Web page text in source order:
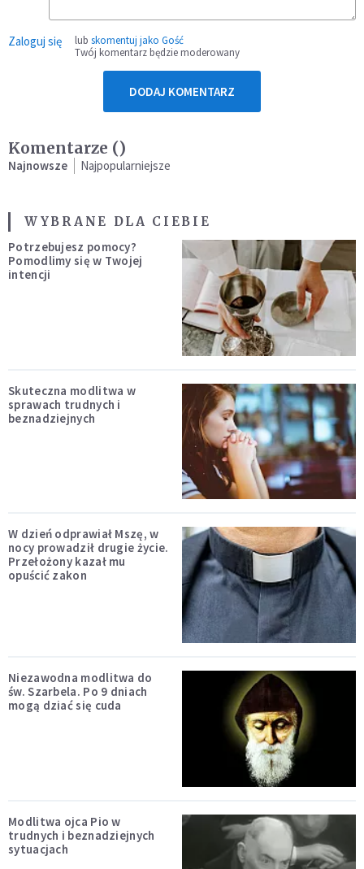
Zaloguj się lub skomentuj jako Gość
Twój komentarz będzie moderowany
DODAJ KOMENTARZ
Komentarze ()
Najnowsze Najpopularniejsze
WYBRANE DLA CIEBIE
Potrzebujesz pomocy?
Pomodlimy się w Twojej
intencji
Skuteczna modlitwa w
sprawach trudnych i
beznadziejnych
W dzień odprawiał Mszę, w
nocy prowadził drugie życie.
Przełożony kazał mu
opuścić zakon
Niezawodna modlitwa do
św. Szarbela. Po 9 dniach
mogą dziać się cuda
Modlitwa ojca Pio w
trudnych i beznadziejnych
sytuacjach